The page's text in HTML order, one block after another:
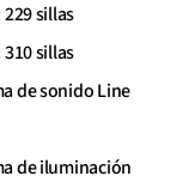
229 sillas
310 sillas
de sonido Line
de iluminación